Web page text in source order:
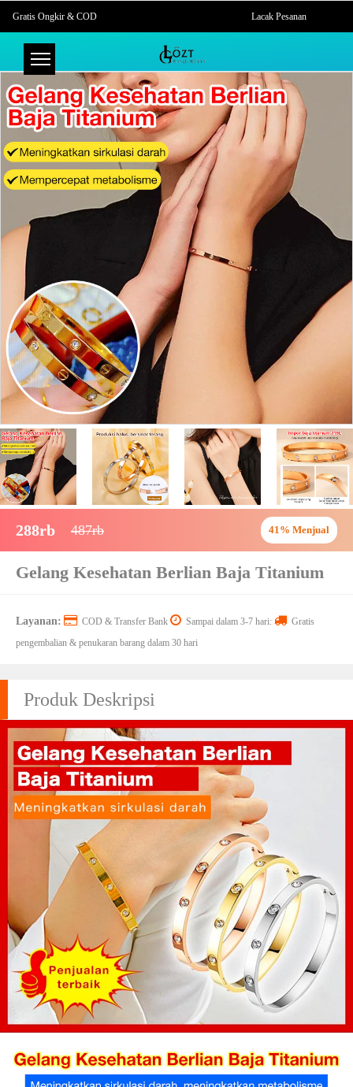
Gratis Ongkir & COD Lacak Pesanan
288rb 487rb 41% Menjual
Gelang Kesehatan Berlian Baja Titanium
Layanan: COD & Transfer Bank Sampai dalam 3-7 hari:
Gratis
pengembalian & penukaran barang dalam 30 hari
Produk Deskripsi